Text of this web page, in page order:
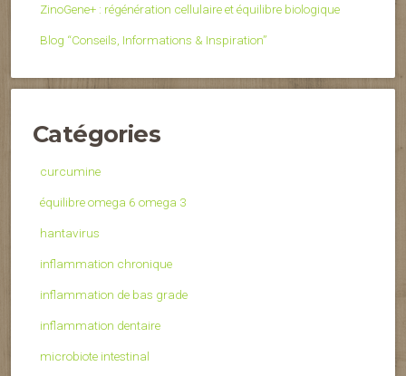
ZinoGene+ : régénération cellulaire et équilibre biologique
Blog “Conseils, Informations & Inspiration”
Catégories
curcumine
équilibre omega 6 omega 3
hantavirus
inflammation chronique
inflammation de bas grade
inflammation dentaire
microbiote intestinal